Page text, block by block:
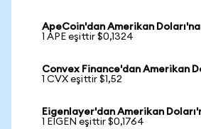
ApeCoin'dan Amerikan Doları'na
1 APE eşittir $0,1324
Convex Finance'dan Amerikan
1 CVX eşittir $1,52
Eigenlayer'dan Amerikan
1 EIGEN eşittir $0,1764